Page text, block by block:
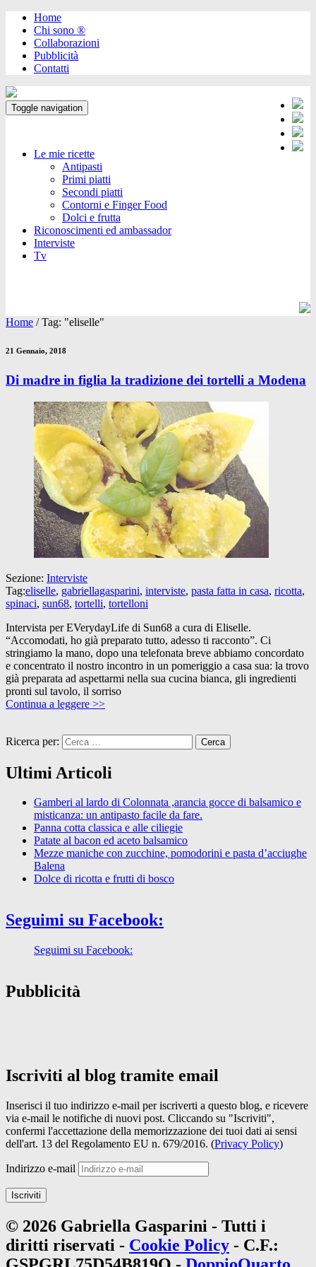
Home
Chi sono ®️
Collaborazioni
Pubblicità
Contatti
Toggle navigation
Le mie ricette
Antipasti
Primi piatti
Secondi piatti
Contorni e Finger Food
Dolci e frutta
Riconoscimenti ed ambassador
Interviste
Tv
Home /Tag: "eliselle"
21 Gennaio, 2018
Di madre in figlia la tradizione dei tortelli a Modena
Sezione: Interviste
Tag:eliselle, gabriellagasparini, interviste, pasta fatta in casa, ricotta,
spinaci, sun68, tortelli, tortelloni
Intervista per EVerydayLife di Sun68 a cura di Eliselle.
“Accomodati, ho già preparato tutto, adesso ti racconto”. Ci
stringiamo la mano, dopo una telefonata breve abbiamo concordato
e concentrato il nostro incontro in un pomeriggio a casa sua: la trovo
già preparata ad aspettarmi nella sua cucina bianca, gli ingredienti
pronti sul tavolo, il sorriso
Continua a leggere >>
Ricerca per:
Ultimi Articoli
Gamberi al lardo di Colonnata ,arancia gocce di balsamico e
misticanza: un antipasto facile da fare.
Panna cotta classica e alle ciliegie
Patate al bacon ed aceto balsamico
Mezze maniche con zucchine, pomodorini e pasta d’acciughe
Balena
Dolce di ricotta e frutti di bosco
Seguimi su Facebook:
Seguimi su Facebook:
Pubblicità
Iscriviti al blog tramite email
Inserisci il tuo indirizzo e-mail per iscriverti a questo blog, e ricevere
via e-mail le notifiche di nuovi post. Cliccando su "Iscriviti",
confermi l'accettazione della memorizzazione dei tuoi dati ai sensi
dell'art. 13 del Regolamento EU n. 679/2016. (Privacy Policy)
Indirizzo e-mail
Iscriviti
© 2026 Gabriella Gasparini - Tutti i
diritti riservati - Cookie Policy - C.F.: